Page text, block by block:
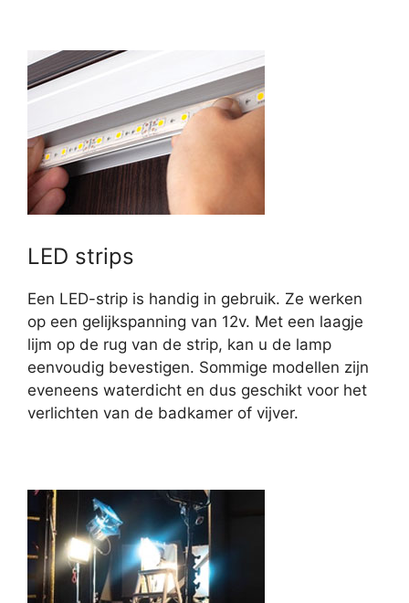
LED strips
Een LED-strip is handig in gebruik. Ze werken
op een gelijkspanning van 12v. Met een laagje
lijm op de rug van de strip, kan u de lamp
eenvoudig bevestigen. Sommige modellen zijn
eveneens waterdicht en dus geschikt voor het
verlichten van de badkamer of vijver.